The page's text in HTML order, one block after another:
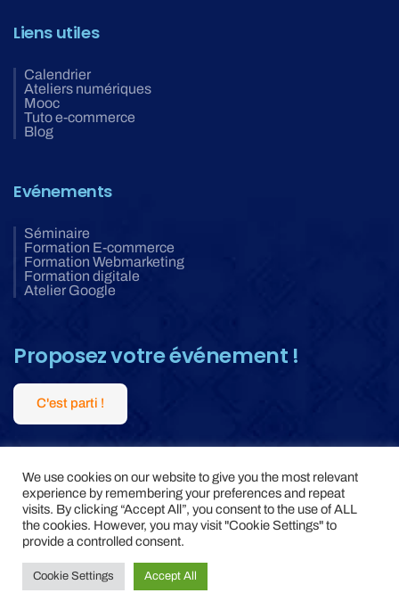
Liens utiles
Calendrier
Ateliers numériques
Mooc
Tuto e-commerce
Blog
Evénements
Séminaire
Formation E-commerce
Formation Webmarketing
Formation digitale
Atelier Google
Proposez votre événement !
C'est parti !
© 2023,www.seminaires-ecommerce.com. All Rights Reserved.
We use cookies on our website to give you the most relevant
experience by remembering your preferences and repeat
visits. By clicking “Accept All”, you consent to the use of ALL
the cookies. However, you may visit "Cookie Settings" to
provide a controlled consent.
Cookie Settings Accept All